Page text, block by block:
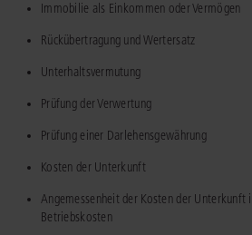
Immobilie als Einkommen oder Vermögen
Rückübertragung und Wertersatz
Unterhaltsvermutung
Prüfung der Verwertung
Prüfung einer Darlehensgewährung
Kosten der Unterkunft
Angemessenheit der Kosten der Unterkunft
Betriebskosten